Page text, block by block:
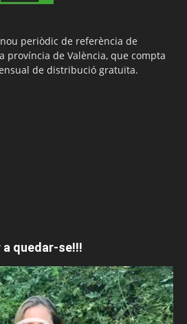
periòdic de referència de
província de València, que compta
de distribució gratuïta.
a quedar-se!!!